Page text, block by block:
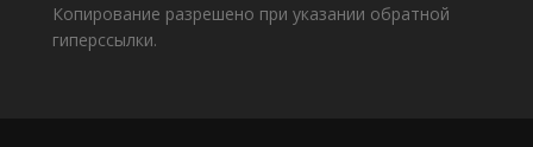
Копирование разрешено при указании обратной
гиперссылки.